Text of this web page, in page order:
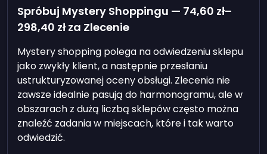
Spróbuj Mystery Shoppingu — 74,60 zł–
298,40 zł za Zlecenie
Mystery shopping polega na odwiedzeniu sklepu
jako zwykły klient, a następnie przesłaniu
ustrukturyzowanej oceny obsługi. Zlecenia nie
zawsze idealnie pasują do harmonogramu, ale w
obszarach z dużą liczbą sklepów często można
znaleźć zadania w miejscach, które i tak warto
odwiedzić.